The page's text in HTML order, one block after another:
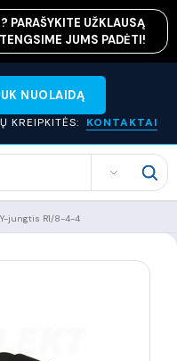
PARAŠYKITE UŽKLAUSĄ
JUMS PADĖTI!
NUOLAIDĄ
KREIPKITĖS: KONTAKTAI
SEARCH
Y-jungtis R1/8-4-4